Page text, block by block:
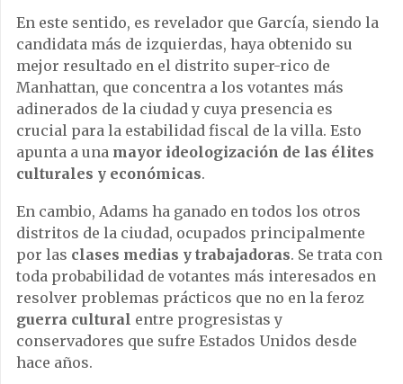
En este sentido, es revelador que García, siendo la
candidata más de izquierdas, haya obtenido su
mejor resultado en el distrito super-rico de
Manhattan, que concentra a los votantes más
adinerados de la ciudad y cuya presencia es
crucial para la estabilidad fiscal de la villa. Esto
apunta a una mayor ideologización de las élites
culturales y económicas.
En cambio, Adams ha ganado en todos los otros
distritos de la ciudad, ocupados principalmente
por las clases medias y trabajadoras. Se trata con
toda probabilidad de votantes más interesados en
resolver problemas prácticos que no en la feroz
guerra cultural entre progresistas y
conservadores que sufre Estados Unidos desde
hace años.